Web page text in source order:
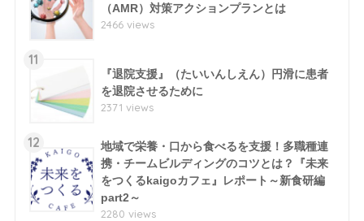
（AMR）対策アクションプランとは
2466 views
11
『退院支援』（たいいんしえん）円滑に患者
を退院させるために
2371 views
12
地域で栄養・口から食べるを支援！多職種連
携・チームビルディングのコツとは？『未来
をつくるkaigoカフェ』レポート～新食研編
part2～
2280 views